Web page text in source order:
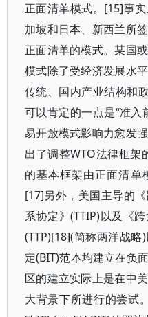
正面清单模式。[15]事
加坡和日本、新西兰所
正面清单的模式。某国
模式除了受经济发展水
传统、国内产业结构和
可以肯定的一点是“准入
易开放模式影响力愈发
出了调整WTO法律框架
的基本框架由正面清单
[17]另外，美国主导的
系协定》(TTIP)以及《
(TTP)[18](简称两洋战
定(BIT)范本均建立在负
区的建立实际上是在中
大背景下所进行的尝试